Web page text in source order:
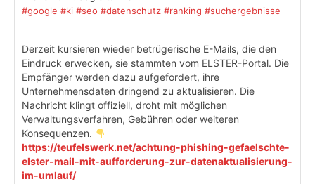
#google #ki #seo #datenschutz #ranking #suchergebnisse
Derzeit kursieren wieder betrügerische E-Mails, die den
Eindruck erwecken, sie stammten vom ELSTER-Portal. Die
Empfänger werden dazu aufgefordert, ihre
Unternehmensdaten dringend zu aktualisieren. Die
Nachricht klingt offiziell, droht mit möglichen
Verwaltungsverfahren, Gebühren oder weiteren
Konsequenzen.
https://teufelswerk.net/achtung-phishing-gefaelschte-
elster-mail-mit-aufforderung-zur-datenaktualisierung-
im-umlauf/